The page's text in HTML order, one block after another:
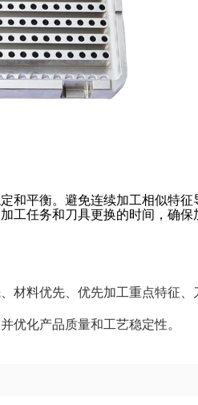
和平衡。避免连续加工相似特
工任务和刀具更换的时间，确
材料优先、优先加工重点特征
优化产品质量和工艺稳定性。